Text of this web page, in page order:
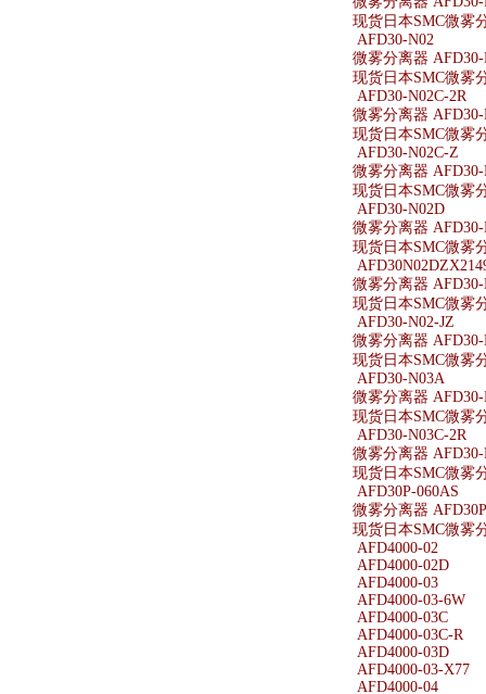
现货日本SMC微雾
AFD30-N02
微雾分离器 AFD30-
现货日本SMC微雾
AFD30-N02C-2R
微雾分离器 AFD30-
现货日本SMC微雾
AFD30-N02C-Z
微雾分离器
现货日本SMC微雾
AFD30-N02D
微雾分离器 AFD30-
现货日本SMC微雾
微雾分离器
现货日本SMC微雾
AFD30-N02-JZ
微雾分离器 AFD30-
现货日本SMC微雾
AFD30-N03A
微雾分离器
现货日本SMC微雾
AFD30-N03C-2R
微雾分离器 AFD30-
现货日本SMC微雾
AFD30P-060AS
微雾分离器
现货日本SMC微雾
AFD4000-02
AFD4000-02D
AFD4000-03
AFD4000-03-6W
AFD4000-03C
AFD4000-03C-R
AFD4000-03D
AFD4000-03-X77
AFD4000-04